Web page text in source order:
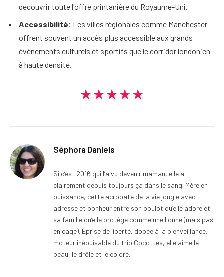
découvrir toute l'offre printanière du Royaume-Uni.
Accessibilité: Les villes régionales comme Manchester
offrent souvent un accès plus accessible aux grands
événements culturels et sportifs que le corridor londonien
à haute densité.
★★★★★
Séphora Daniels
Si c’est 2016 qui l’a vu devenir maman, elle a
clairement depuis toujours ça dans le sang. Mère en
puissance, cette acrobate de la vie jongle avec
adresse et bonheur entre son boulot qu’elle adore et
sa famille qu’elle protège comme une lionne (mais pas
en cage). Éprise de liberté, dopée à la bienveillance,
moteur inépuisable du trio Cocottes, elle aime le
beau, le drôle et le coloré.